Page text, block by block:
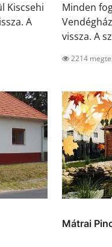
Kiscsehi
A
Minden
vissza. A
2214
Mátrai